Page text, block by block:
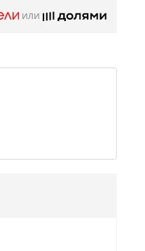
или